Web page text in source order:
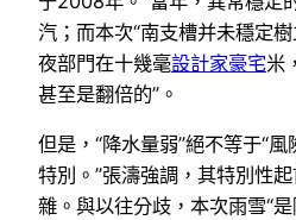
汽；而本次“南支槽并未穩定
夜部門在十幾毫設計家豪宅米
甚至是翻倍的”。
但是，“降水量弱”絕不等于“
特別。”張濤強調，其特別性
雜。與以往分歧，本次雨雪“